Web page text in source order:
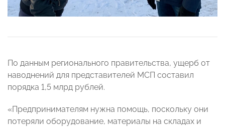
По данным регионального правительства, ущерб от
наводнений для представителей МСП составил
порядка 1,5 млрд рублей.
«Предпринимателям нужна помощь, поскольку они
потеряли оборудование, материалы на складах и